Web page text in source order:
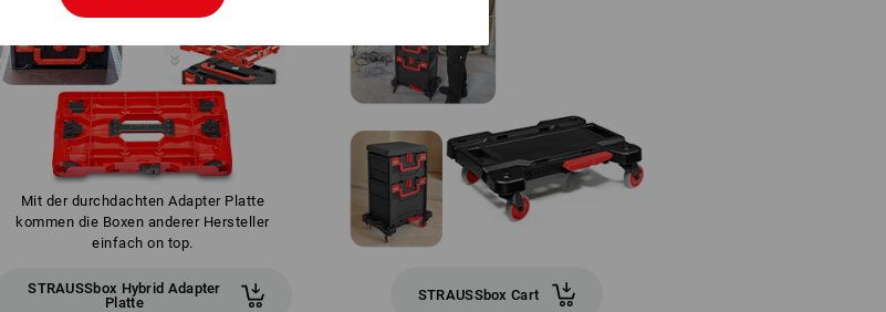
Mit der durchdachten Adapter Platte
kommen die Boxen anderer Hersteller
einfach on top.
STRAUSSbox Hybrid Adapter
Platte
STRAUSSbox Cart